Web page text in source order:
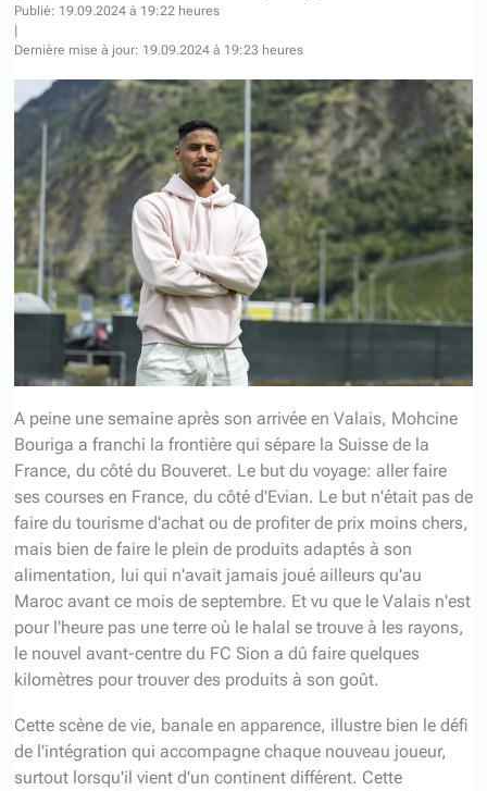
Publié: 19.09.2024 à 19:22 heures
Dernière mise à jour: 19.09.2024 à 19:23 heures
A peine une semaine après son arrivée en Valais, Mohcine
Bouriga a franchi la frontière qui sépare la Suisse de la
France, du côté du Bouveret. Le but du voyage: aller faire
ses courses en France, du côté d'Evian. Le but n'était pas de
faire du tourisme d'achat ou de profiter de prix moins chers,
mais bien de faire le plein de produits adaptés à son
alimentation, lui qui n'avait jamais joué ailleurs qu'au
Maroc avant ce mois de septembre. Et vu que le Valais n'est
pour l'heure pas une terre où le halal se trouve à les rayons,
le nouvel avant-centre du FC Sion a dû faire quelques
kilomètres pour trouver des produits à son goût.
Cette scène de vie, banale en apparence, illustre bien le défi
de l'intégration qui accompagne chaque nouveau joueur,
surtout lorsqu'il vient d'un continent différent. Cette